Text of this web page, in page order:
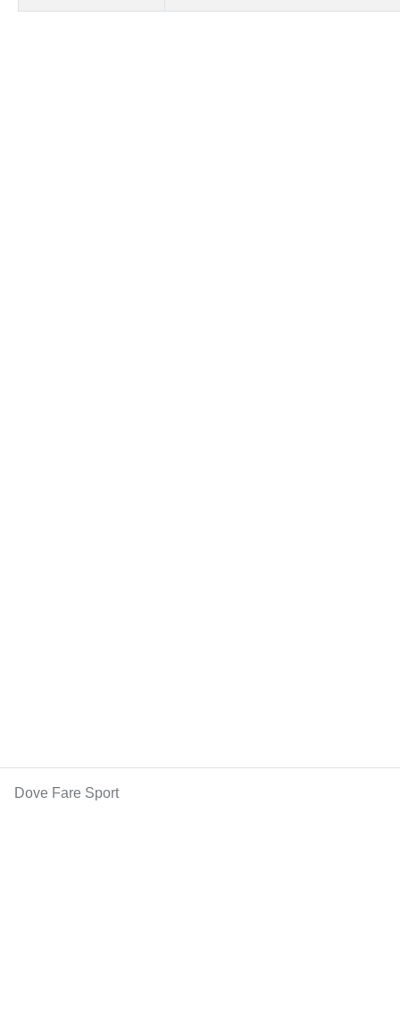
Dove Fare Sport